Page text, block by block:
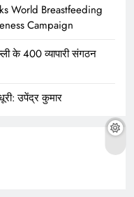
World Breastfeeding
Campaign
के 400 व्यापारी संगठन
उपेंद्र कुमार